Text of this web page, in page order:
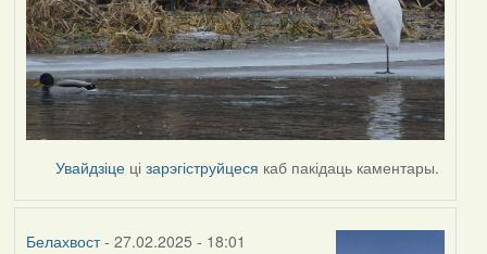
Увайдзіце цізарэгіструйцеся каб пакідаць каментары.
Белахвост- 27.02.2025 - 18:01